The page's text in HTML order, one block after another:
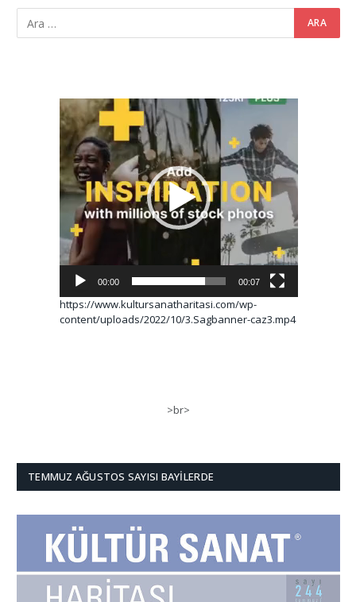
Video
oynatıcı
00:00 00:07
https://www.kultursanatharitasi.com/wp-
content/uploads/2022/10/3.Sagbanner-caz3.mp4
>br>
TEMMUZ AĞUSTOS SAYISI BAYILERDE